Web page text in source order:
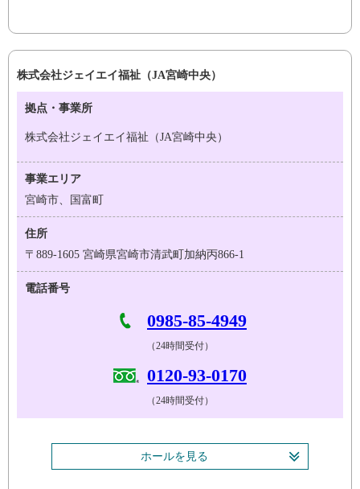
株式会社ジェイエイ福祉（JA宮崎中央）
拠点・事業所
株式会社ジェイエイ福祉（JA宮崎中央）
事業エリア
宮崎市、国富町
住所
〒889-1605 宮崎県宮崎市清武町加納丙866-1
電話番号
0985-85-4949
（24時間受付）
0120-93-0170
（24時間受付）
ホールを見る